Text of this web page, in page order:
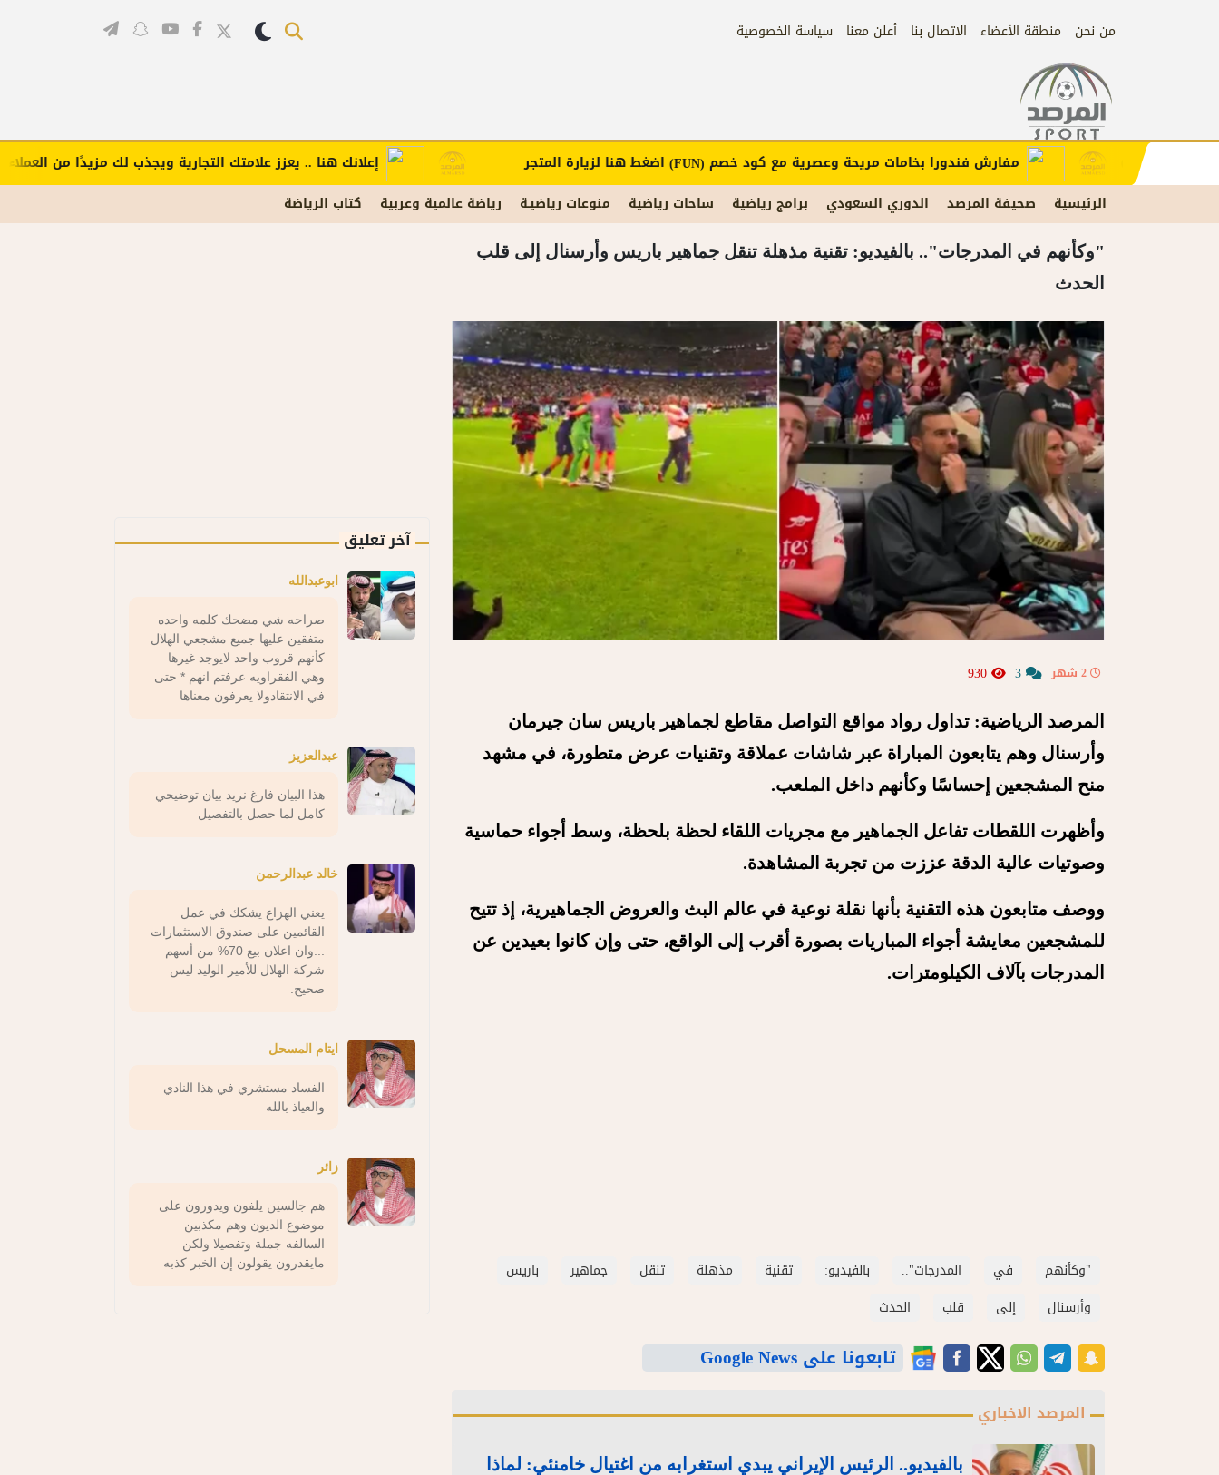
من نحن منطقة الأعضاء الاتصال بنا أعلن معنا سياسة الخصوصية
الرئيسية صحيفة المرصد الدوري السعودي برامج رياضية ساحات رياضية منوعات رياضيـة رياضة عالمية وعربية كتاب الرياضة
إعلانك هنا .. يعزز علامتك التجارية ويجذب لك مزيدًا من العملاء مفارش فندورا بخامات مريحة وعصرية مع كود خصم (FUN)اضغط هنا لزيارة المتجر
"وكأنهم في المدرجات".. بالفيديو: تقنية مذهلة تنقل جماهير باريس وأرسنال إلى قلب
الحدث
المرصد الرياضية: تداول رواد مواقع التواصل مقاطع لجماهير باريس سان جيرمان
وأرسنال وهم يتابعون المباراة عبر شاشات عملاقة وتقنيات عرض متطورة، في مشهد
منح المشجعين إحساسًا وكأنهم داخل الملعب.
وأظهرت اللقطات تفاعل الجماهير مع مجريات اللقاء لحظة بلحظة، وسط أجواء حماسية
وصوتيات عالية الدقة عززت من تجربة المشاهدة.
ووصف متابعون هذه التقنية بأنها نقلة نوعية في عالم البث والعروض الجماهيرية، إذ تتيح
للمشجعين معايشة أجواء المباريات بصورة أقرب إلى الواقع، حتى وإن كانوا بعيدين عن
المدرجات بآلاف الكيلومترات.
"وكأنهم في المدرجات".. بالفيديو: تقنية مذهلة تنقل جماهير
باريس
وأرسنال
إلى قلب الحدث
تابعونا على Google News
المرصد الاخباري
بالفيديو.. الرئيس الإيراني يبدي استغرابه من اغتيال خامنئي: لماذا
آخر تعليق
ابوعبدالله
صراحه شي مضحك كلمه واحده
متفقين عليها جميع مشجعي الهلال
كأنهم قروب واحد لايوجد غيرها
وهي الفقراويه عرفتم انهم * حتى
في الانتقادولا يعرفون معناها
عبدالعزيز
هذا البيان فارغ نريد بيان توضيحي
كامل لما حصل بالتفصيل
خالد عبدالرحمن
يعني الهزاع يشكك في عمل
القائمين على صندوق الاستثمارات
...وان اعلان بيع 70% من أسهم
شركة الهلال للأمير الوليد ليس
صحيح.
ايتام المسحل
الفساد مستشري في هذا النادي
والعياذ بالله
زائر
هم جالسين يلفون ويدورون على
موضوع الديون وهم مكذبين
السالفه جملة وتفصيلا ولكن
مايقدرون يقولون إن الخبر كذبه